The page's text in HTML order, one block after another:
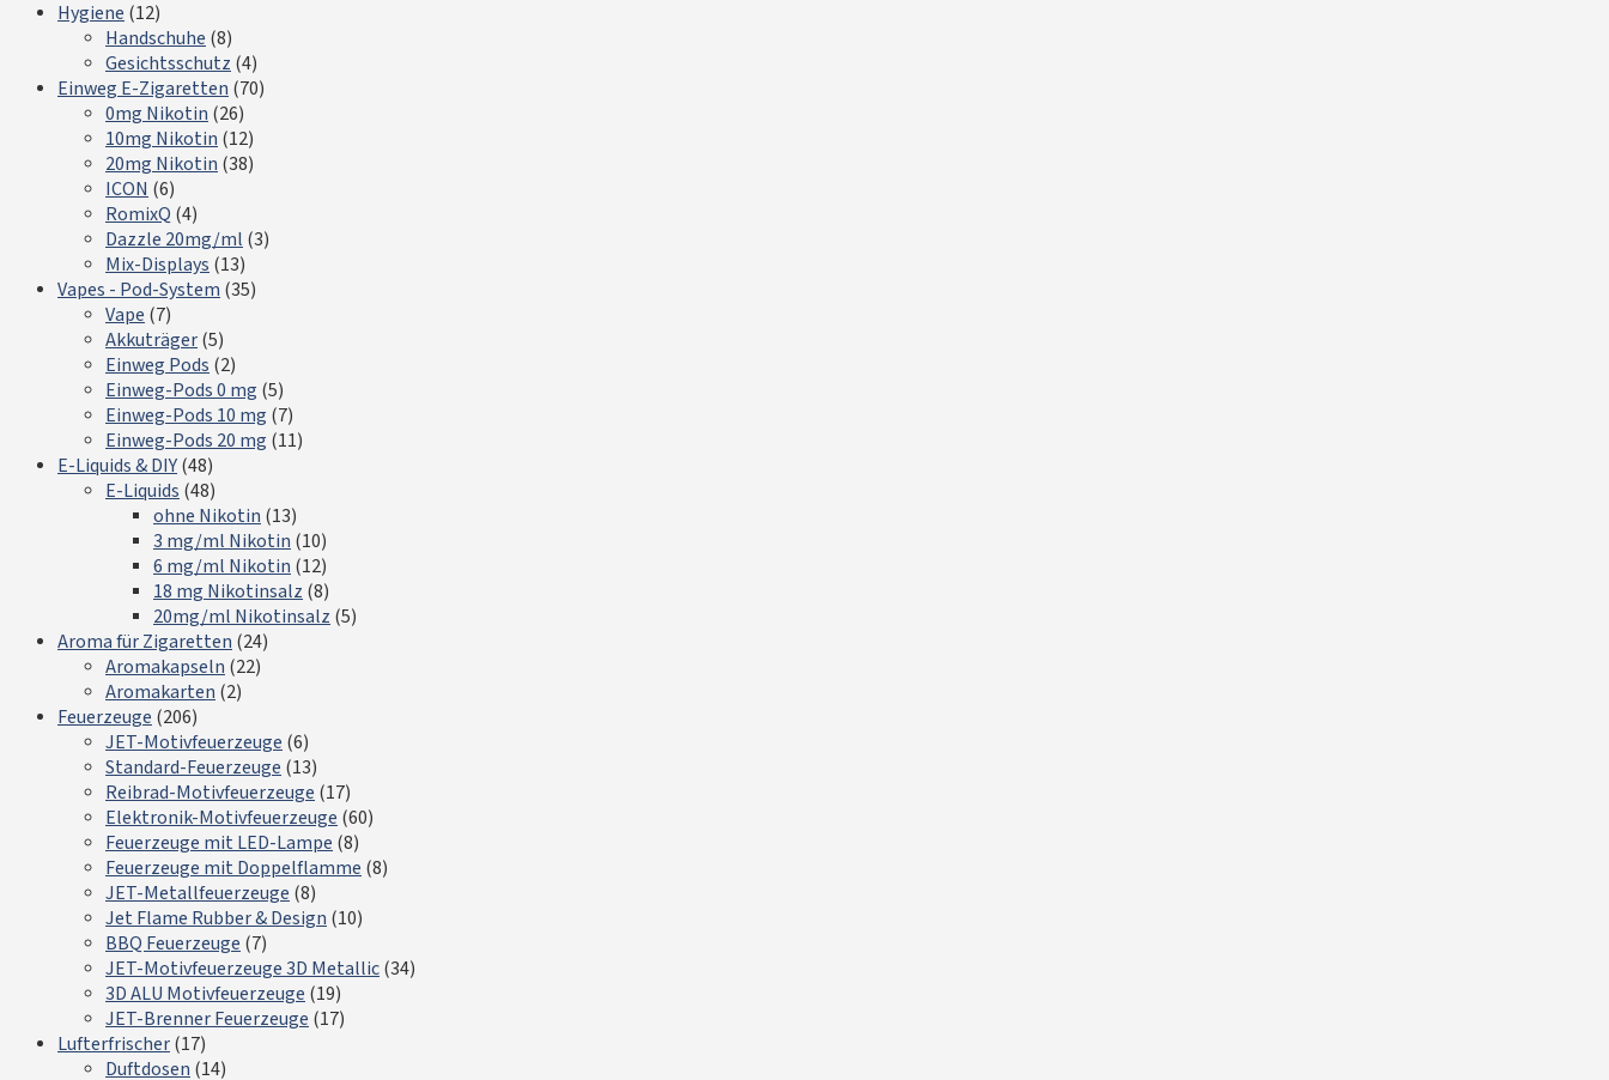
Hygiene (12)
Handschuhe (8)
Gesichtsschutz (4)
Einweg E-Zigaretten (70)
0mg Nikotin (26)
10mg Nikotin (12)
20mg Nikotin (38)
ICON (6)
RomixQ (4)
Dazzle 20mg/ml (3)
Mix-Displays (13)
Vapes - Pod-System (35)
Vape (7)
Akkuträger(5)
Einweg Pods (2)
Einweg-Pods 0 mg (5)
Einweg-Pods 10 mg (7)
Einweg-Pods 20 mg (11)
E-Liquids & DIY(48)
E-Liquids (48)
ohne Nikotin (13)
3 mg/ml Nikotin (10)
6 mg/ml Nikotin (12)
18 mg Nikotinsalz (8)
20mg/ml Nikotinsalz (5)
Aroma für Zigaretten (24)
Aromakapseln (22)
Aromakarten (2)
Feuerzeuge (206)
JET-Motivfeuerzeuge (6)
Standard-Feuerzeuge (13)
Reibrad-Motivfeuerzeuge (17)
Elektronik-Motivfeuerzeuge (60)
Feuerzeuge mit LED-Lampe (8)
Feuerzeuge mit Doppelflamme (8)
JET-Metallfeuerzeuge (8)
Jet Flame Rubber & Design (10)
BBQ Feuerzeuge (7)
JET-Motivfeuerzeuge 3D Metallic(34)
3D ALU Motivfeuerzeuge (19)
JET-Brenner Feuerzeuge (17)
Lufterfrischer(17)
Duftdosen (14)